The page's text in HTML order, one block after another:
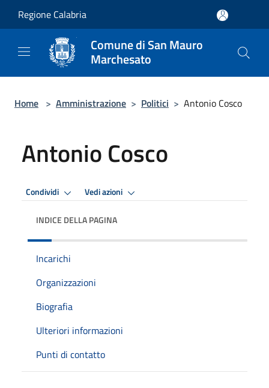
Regione Calabria
Comune di San Mauro
Marchesato
Home > Amministrazione > Politici > Antonio Cosco
Antonio Cosco
Condividi Vedi azioni
INDICE DELLA PAGINA
Incarichi
Organizzazioni
Biografia
Ulteriori informazioni
Punti di contatto